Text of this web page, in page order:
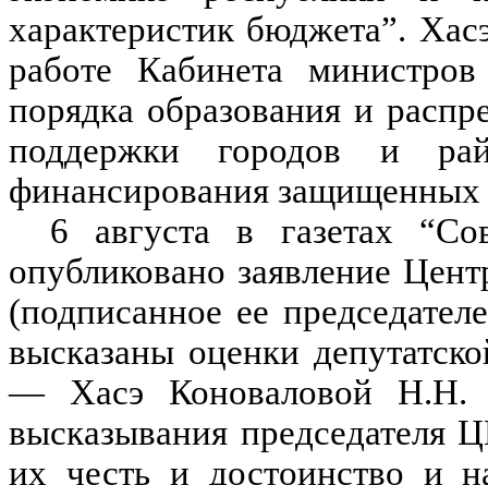
характеристик бюджета”.
работе Кабинета
порядка образования и
поддержки городов и
финансирования защищенных
6 августа в газетах
опубликовано заявление
(подписанное ее
высказаны оценки
— Хасэ Коноваловой Н.Н.
высказывания председателя
их честь и достоинство и